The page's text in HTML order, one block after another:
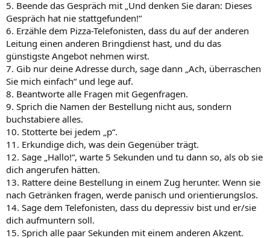
5. Beende das Gespräch mit „Und denken Sie daran: Dieses
Gespräch hat nie stattgefunden!“
6. Erzähle dem Pizza-Telefonisten, dass du auf der anderen
Leitung einen anderen Bringdienst hast, und du das
günstigste Angebot nehmen wirst.
7. Gib nur deine Adresse durch, sage dann „Ach, überraschen
Sie mich einfach“ und lege auf.
8. Beantworte alle Fragen mit Gegenfragen.
9. Sprich die Namen der Bestellung nicht aus, sondern
buchstabiere alles.
10. Stotterte bei jedem „p“.
11. Erkundige dich, was dein Gegenüber trägt.
12. Sage „Hallo!“, warte 5 Sekunden und tu dann so, als ob sie
dich angerufen hätten.
13. Rattere deine Bestellung in einem Zug herunter. Wenn sie
nach Getränken fragen, werde panisch und orientierungslos.
14. Sage dem Telefonisten, dass du depressiv bist und er/sie
dich aufmuntern soll.
15. Sprich alle paar Sekunden mit einem anderen Akzent.